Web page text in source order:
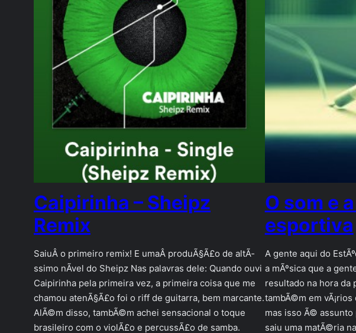
Caipirinha – Sheipz
Remix
SaiuÂ o primeiro remix! E umaÂ produÃ§Ã£o de altÃ­
ssimo nÃ­vel do Sheipz Nas palavras dele: Quando ouvi
Caipirinha pela primeira vez, a primeira coisa que me
chamou atenÃ§Ã£o foi o riff de guitarra, bem marcante.
AlÃ©m disso, tambÃ©m achei sensacional o toque
brasileiro com o violÃ£o e percussÃ£o de samba.
O som e
esportiva
A gente aqui do
a mÃºsica que a
resultado na hora da
tambÃ©m em
mas isso Ã© assunto
saiu uma matÃ©ria